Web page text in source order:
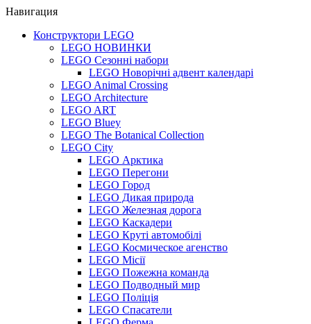
Навигация
Конструктори LEGO
LEGO НОВИНКИ
LEGO Сезонні набори
LEGO Новорічні адвент календарі
LEGO Animal Crossing
LEGO Architecture
LEGO ART
LEGO Bluey
LEGO The Botanical Collection
LEGO City
LEGO Арктика
LEGO Перегони
LEGO Город
LEGO Дикая природа
LEGO Железная дорога
LEGO Каскадери
LEGO Круті автомобілі
LEGO Космическое агенство
LEGO Місії
LEGO Пожежна команда
LEGO Подводный мир
LEGO Поліція
LEGO Спасатели